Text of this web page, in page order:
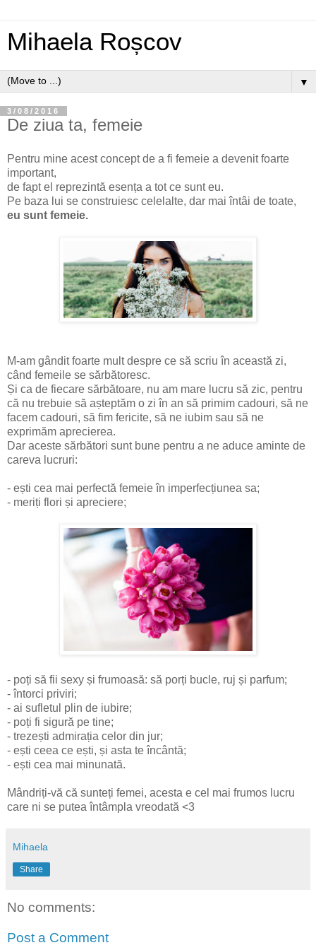
Mihaela Roșcov
▼
3/08/2016
De ziua ta, femeie
Pentru mine acest concept de a fi femeie a devenit foarte
important,
de fapt el reprezintă esența a tot ce sunt eu.
Pe baza lui se construiesc celelalte, dar mai întâi de toate,
eu sunt femeie.
M-am gândit foarte mult despre ce să scriu în această zi,
când femeile se sărbătoresc.
Și ca de fiecare sărbătoare, nu am mare lucru să zic, pentru
că nu trebuie să așteptăm o zi în an să primim cadouri, să ne
facem cadouri, să fim fericite, să ne iubim sau să ne
exprimăm aprecierea.
Dar aceste sărbători sunt bune pentru a ne aduce aminte de
careva lucruri:
- ești cea mai perfectă femeie în imperfecțiunea sa;
- meriți flori și apreciere;
- poți să fii sexy și frumoasă: să porți bucle, ruj și parfum;
- întorci priviri;
- ai sufletul plin de iubire;
- poți fi sigură pe tine;
- trezești admirația celor din jur;
- ești ceea ce ești, și asta te încântă;
- ești cea mai minunată.
Mândriți-vă că sunteți femei, acesta e cel mai frumos lucru
care ni se putea întâmpla vreodată <3
Mihaela
Share
No comments:
Post a Comment